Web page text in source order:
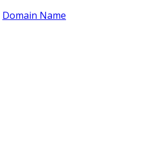
Domain Name